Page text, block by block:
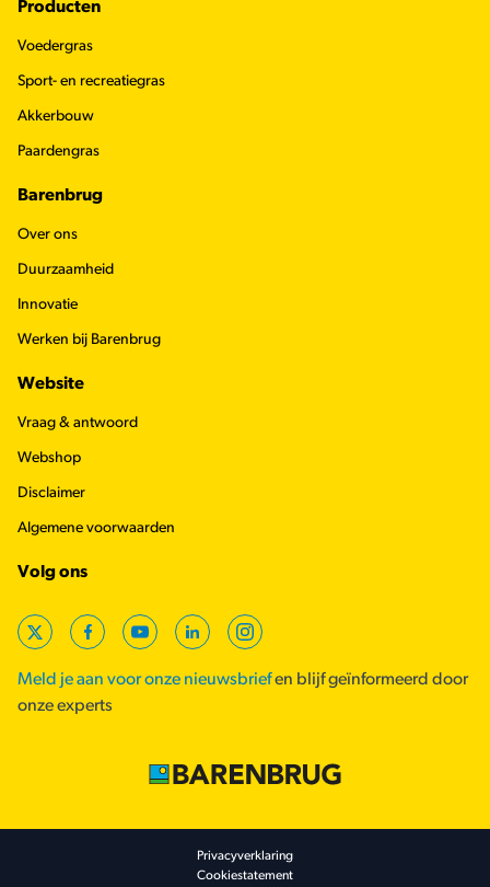
Footer
Producten
Voedergras
Sport- en recreatiegras
Akkerbouw
Paardengras
Barenbrug
Over ons
Duurzaamheid
Innovatie
Werken bij Barenbrug
Website
Vraag & antwoord
Webshop
Disclaimer
Algemene voorwaarden
Volg ons
X FacebookYouTubeLinkedInInstagram
Meld je aan voor onze nieuwsbriefen blijf geïnformeerd door
onze experts
Footer secondary
Privacyverklaring
Cookiestatement